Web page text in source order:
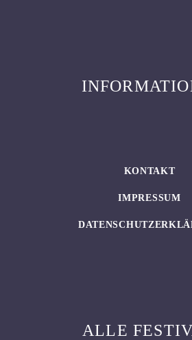
KONTAKT
IMPRESSUM
ALLE